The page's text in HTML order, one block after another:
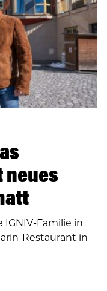
neues
Familie in
Restaurant in